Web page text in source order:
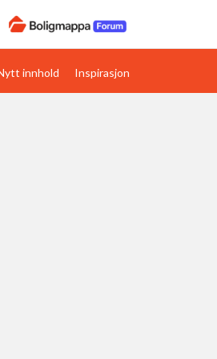
Boligens papirer
innhold Inspirasjon